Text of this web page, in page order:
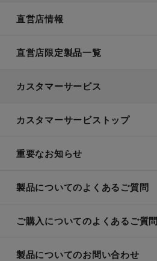
直営店情報
直営店限定製品一覧
カスタマーサービス
カスタマーサービストップ
重要なお知らせ
製品についてのよくあるご質問
ご購入についてのよくあるご質問
製品についてのお問い合わせ